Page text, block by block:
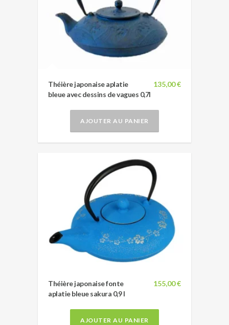
135,00 €
Théière japonaise aplatie
bleue avec dessins de vagues 0,7l
AJOUTER AU PANIER
155,00 €
Théière japonaise fonte
aplatie bleue sakura 0,9 l
AJOUTER AU PANIER